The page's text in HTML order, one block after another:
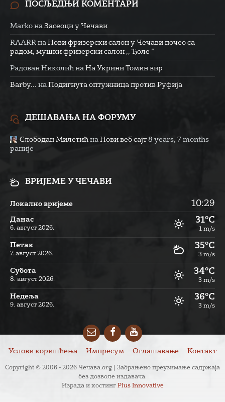
ПОСЉЕДЊИ КОМЕНТАРИ
Marko на Засеоци у Чечави
RAARR на Нови фризерски салон у Чечави почео са
радом, мушки фризерски салон ,, Ђоле “
Радован Николић на На Укрини Томин вир
Barby... на Подигнута оптужница против Руфија
ДЕШАВАЊА НА ФОРУМУ
Слободан Милетић на Нови веб сајт 8 years, 7 months
раније
ВРИЈЕМЕ У ЧЕЧАВИ
Локално вријеме 10:29
Данас
6. август 2026.
31°C
1 m/s
Петак
7. август 2026.
35°C
3 m/s
Субота
8. август 2026.
34°C
3 m/s
Недеља
9. август 2026.
36°C
3 m/s
EmailFacebookYouTube
Услови коришћења Импресум Оглашавање Контакт
Copyright © 2006 - 2026 Чечава.org | Забрањено преузимање садржаја
без дозволе издавача.
Израда и хостинг Plus Innovative